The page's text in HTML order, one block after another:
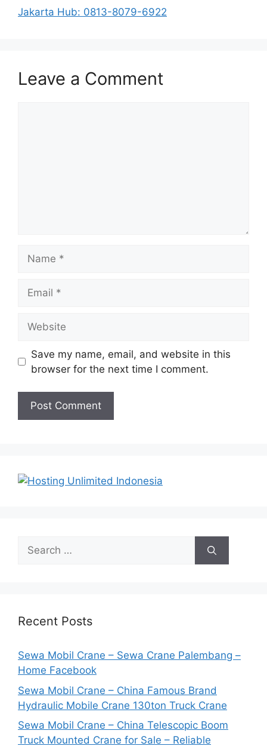
Jakarta Hub: 0813-8079-6922
Leave a Comment
Save my name, email, and website in this
browser for the next time I comment.
Search
for:
Recent Posts
Sewa Mobil Crane – Sewa Crane Palembang –
Home Facebook
Sewa Mobil Crane – China Famous Brand
Hydraulic Mobile Crane 130ton Truck Crane
Sewa Mobil Crane – China Telescopic Boom
Truck Mounted Crane for Sale – Reliable